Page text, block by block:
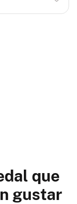
que
gustar